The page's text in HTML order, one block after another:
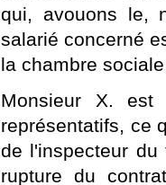
qui, avouons le,
salarié concerné
la chambre
Monsieur X. est
représentatifs, ce
de l'inspecteur
rupture du